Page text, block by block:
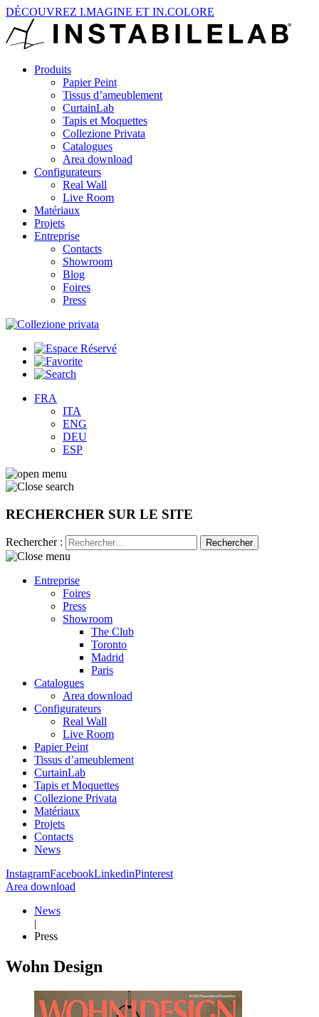
DÉCOUVREZ I.MAGINE ET IN.COLORE
Produits
Papier Peint
Tissus d’ameublement
CurtainLab
Tapis et Moquettes
Collezione Privata
Catalogues
Area download
Configurateurs
Real Wall
Live Room
Matériaux
Projets
Entreprise
Contacts
Showroom
Blog
Foires
Press
FRA
ITA
ENG
DEU
ESP
RECHERCHER SUR LE SITE
Rechercher :
Entreprise
Foires
Press
Showroom
The Club
Toronto
Madrid
Paris
Catalogues
Area download
Configurateurs
Real Wall
Live Room
Papier Peint
Tissus d’ameublement
CurtainLab
Tapis et Moquettes
Collezione Privata
Matériaux
Projets
Contacts
News
InstagramFacebookLinkedinPinterest
Area download
News
|
Press
Wohn Design